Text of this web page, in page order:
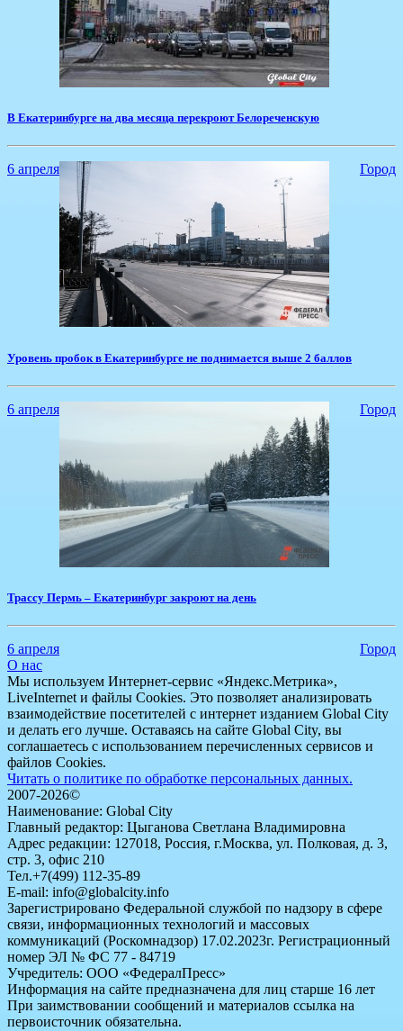
В Екатеринбурге на два месяца перекроют Белореченскую
6 апреля Город
Уровень пробок в Екатеринбурге не поднимается выше 2 баллов
6 апреля Город
Трассу Пермь – Екатеринбург закроют на день
6 апреля
Город
О нас
Мы используем Интернет-сервис «Яндекс.Метрика»,
LiveInternet и файлы Cookies. Это позволяет анализировать
взаимодействие посетителей с интернет изданием Global City
и делать его лучше. Оставаясь на сайте Global City, вы
соглашаетесь с использованием перечисленных сервисов и
файлов Cookies.
Читать о политике по обработке персональных данных.
2007-2026©
Наименование: Global City
Главный редактор: Цыганова Светлана Владимировна
Адрес редакции: 127018, Россия, г.Москва, ул. Полковая, д. 3,
стр. 3, офис 210
Тел.+7(499) 112-35-89
E-mail: info@globalcity.info
Зарегистрировано Федеральной службой по надзору в сфере
связи, информационных технологий и массовых
коммуникаций (Роскомнадзор) 17.02.2023г. Регистрационный
номер ЭЛ № ФС 77 - 84719
Учредитель: ООО «ФедералПресс»
Информация на сайте предназначена для лиц старше 16 лет
При заимствовании сообщений и материалов ссылка на
первоисточник обязательна.